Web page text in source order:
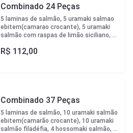
Combinado 24 Peças
5 laminas de salmão, 5 uramaki salmao
ebitem(camarao crocante), 5 uramaki
salmão com raspas de limão siciliano, 5
salmão.Acompanha tare, sweet chilli,
R$ 112,00
Combinado 37 Peças
5 laminas de salmão, 10 uramaki salmão
ebitem(camarão crocante), 10 uramaki
salmão filadéfia, 4 hossomaki salmão, 4